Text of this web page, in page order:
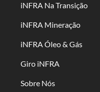
iNFRA Na Transição
iNFRA Mineração
iNFRA Óleo & Gás
Giro iNFRA
Sobre Nós